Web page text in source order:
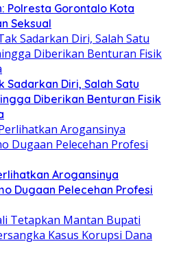
Polresta Gorontalo Kota
Seksual
Sadarkan Diri, Salah Satu
Diberikan Benturan Fisik
Arogansinya
Dugaan Pelecehan Profesi